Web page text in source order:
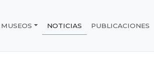
NOTICIAS PUBLICACIONES